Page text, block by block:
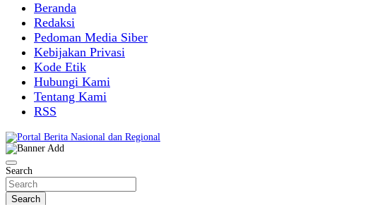
Beranda
Redaksi
Pedoman Media Siber
Kebijakan Privasi
Kode Etik
Hubungi Kami
Tentang Kami
RSS
Portal Berita Nasional dan Regional
Search
Search